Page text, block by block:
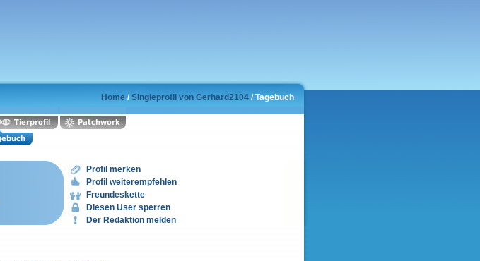
Home / Singleprofil von Gerhard2104 / Tagebuch
Profil merken
Profil weiterempfehlen
Freundeskette
Diesen User sperren
Der Redaktion melden